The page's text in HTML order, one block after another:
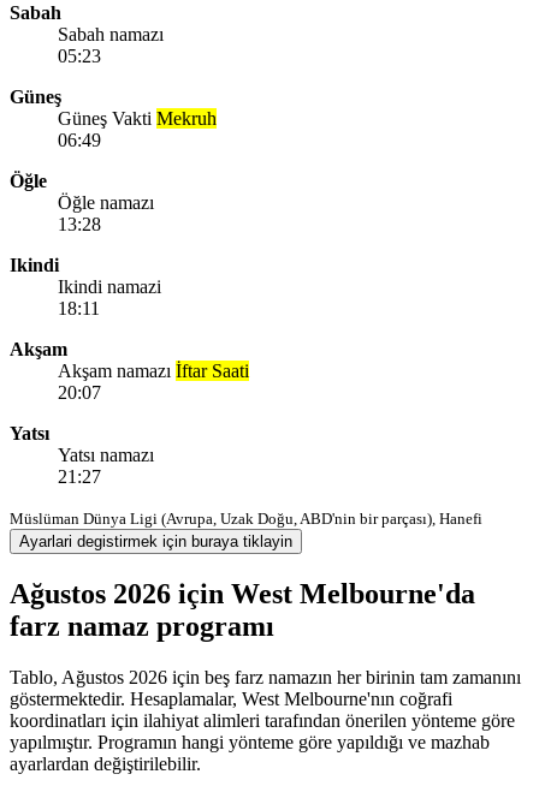
Sabah
Sabah namazı
05:23
Güneş
Güneş Vakti Mekruh
06:49
Öğle
Öğle namazı
13:28
Ikindi
Ikindi namazi
18:11
Akşam
Akşam namazı İftar Saati
20:07
Yatsı
Yatsı namazı
21:27
Müslüman Dünya Ligi (Avrupa, Uzak Doğu, ABD'nin bir parçası), Hanefi
Ayarlari degistirmek için buraya tiklayin
Ağustos 2026 için West Melbourne'da
farz namaz programı
Tablo, Ağustos 2026 için beş farz namazın her birinin tam zamanını
göstermektedir. Hesaplamalar, West Melbourne'nın coğrafi
koordinatları için ilahiyat alimleri tarafından önerilen yönteme göre
yapılmıştır. Programın hangi yönteme göre yapıldığı ve mazhab
ayarlardan değiştirilebilir.